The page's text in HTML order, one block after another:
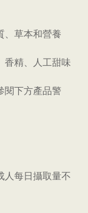
、草本和營養
香精、人工甜味
閱下方產品警
人每日攝取量不